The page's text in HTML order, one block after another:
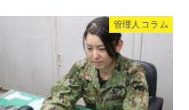
管理人コラム